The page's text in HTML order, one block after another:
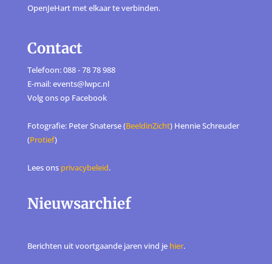
OpenJeHart met elkaar te verbinden.
Contact
Telefoon: 088 - 78 78 988
E-mail: events@lwpc.nl
Volg ons op Facebook
Fotografie: Peter Snaterse (BeeldinZicht) Hennie Schreuder
(Protief)
Lees ons privacybeleid.
Nieuwsarchief
Berichten uit voortgaande jaren vind je hier.